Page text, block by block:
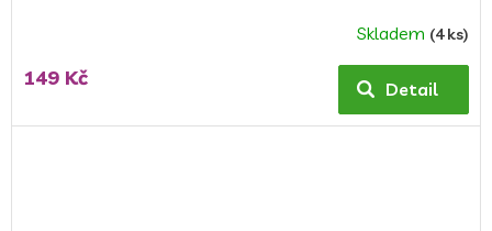
Skladem (4 ks)
149 Kč Detail